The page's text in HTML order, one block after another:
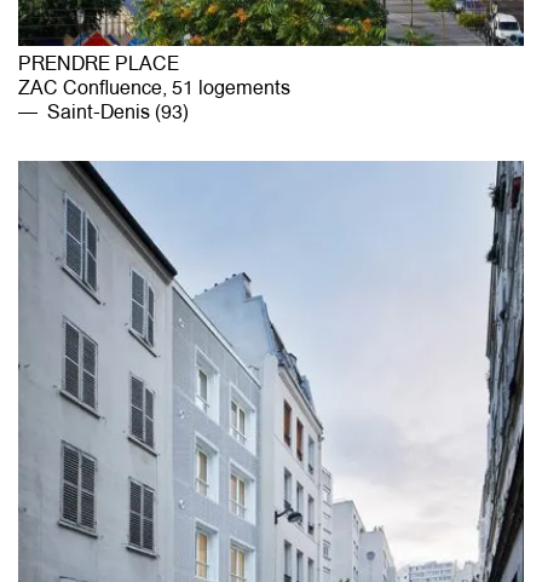
PRENDRE PLACE
ZAC Confluence, 51 logements
Saint-Denis (93)